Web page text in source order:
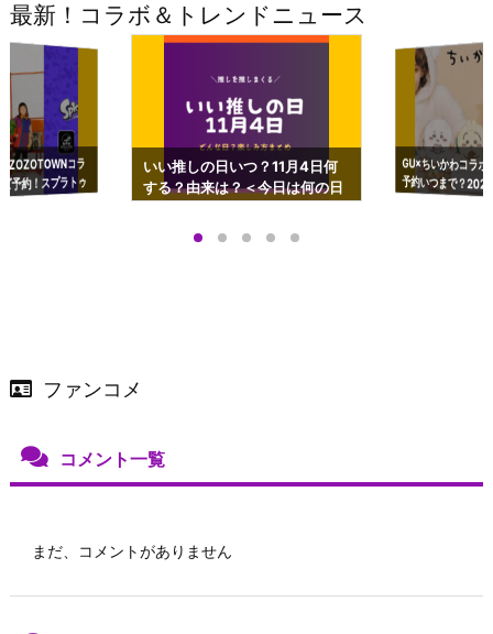
最新！コラボ＆トレンドニュース
コラ
予約！スプラトゥ
ップも渋谷Hz
いい推しの日いつ？11月4日何
する？由来は？＜今日は何の日
GU×ちいかわコラ
予約いつまで？
ーチやショルダー
ファンコメ
コメント一覧
まだ、コメントがありません